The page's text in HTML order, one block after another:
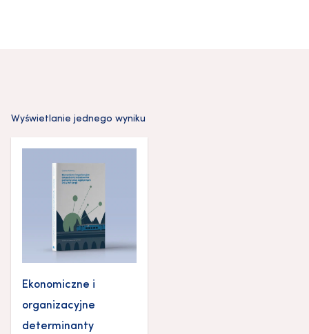
Wyświetlanie jednego wyniku
Ekonomiczne i
organizacyjne
determinanty